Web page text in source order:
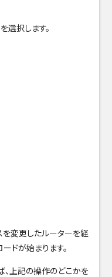
を選択します。
変更したルーターを経
ドが始まります。
、上記の操作のどこかを